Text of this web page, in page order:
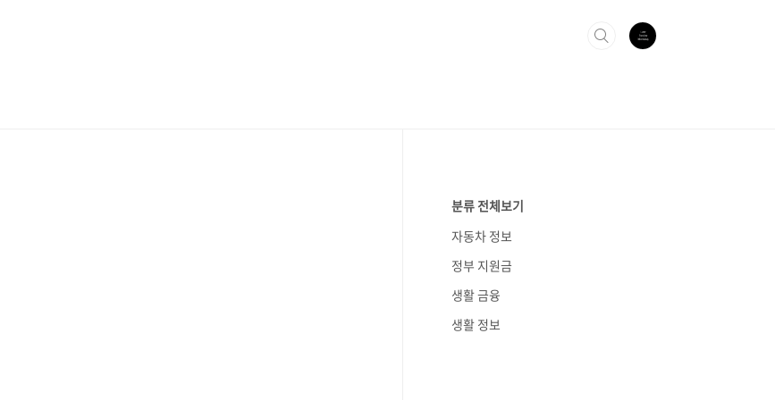
분류 전체보기
자동차 정보
정부 지원금
생활 금융
생활 정보